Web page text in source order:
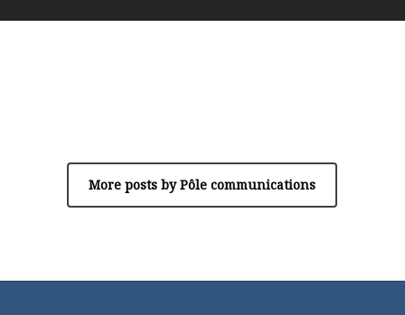
More posts by Pôle communications